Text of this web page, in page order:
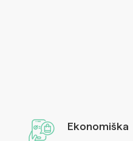
Ekonomiška